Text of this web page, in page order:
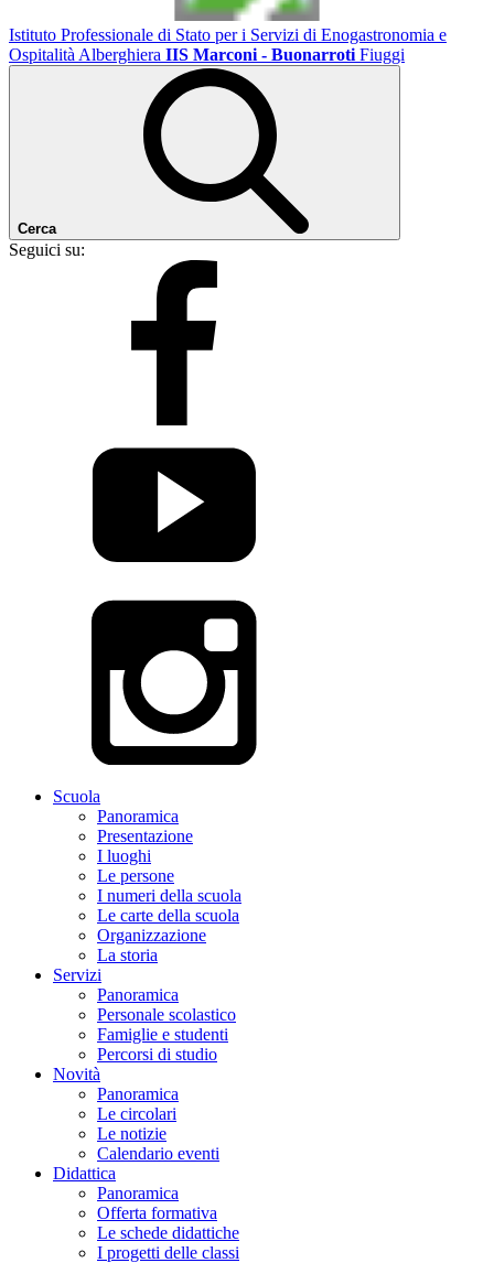
Istituto Professionale di Stato per i Servizi di Enogastronomia e
Ospitalità Alberghiera IIS Marconi - Buonarroti Fiuggi
Cerca
Seguici su:
Scuola
Panoramica
Presentazione
I luoghi
Le persone
I numeri della scuola
Le carte della scuola
Organizzazione
La storia
Servizi
Panoramica
Personale scolastico
Famiglie e studenti
Percorsi di studio
Novità
Panoramica
Le circolari
Le notizie
Calendario eventi
Didattica
Panoramica
Offerta formativa
Le schede didattiche
I progetti delle classi